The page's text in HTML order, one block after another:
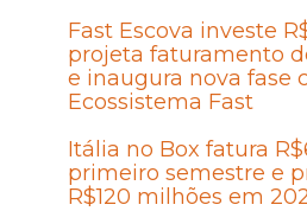
Fast Escova investe
projeta faturamento
e inaugura nova fase
Ecossistema Fast
Itália no Box fatura
primeiro semestre e
R$120 milhões em